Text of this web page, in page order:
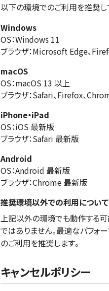
以下の環境でのご利用を推奨し
Windows
OS：Windows 11
ブラウザ：Microsoft Edge、
macOS
OS：macOS 13 以上
ブラウザ：Safari、Firefox、
iPhone・iPad
OS：iOS 最新版
ブラウザ：Safari 最新版
Android
OS：Android 最新版
ブラウザ：Chrome 最新版
推奨環境以外での利用について
上記以外の環境でも動作する
ではありません。最適なパフォ
のご利用を推奨します。
キャンセルポリシー